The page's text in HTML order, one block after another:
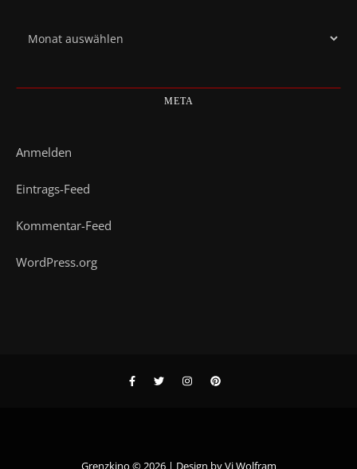
META
Anmelden
Eintrags-Feed
Kommentar-Feed
WordPress.org
Grenzkino © 2026 | Design byVi Wolfram